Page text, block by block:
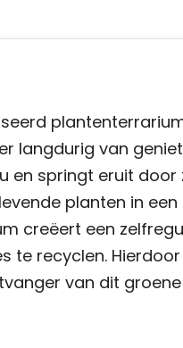
langdurig van
springt eruit door
planten in
creëert een
te recyclen.
van dit